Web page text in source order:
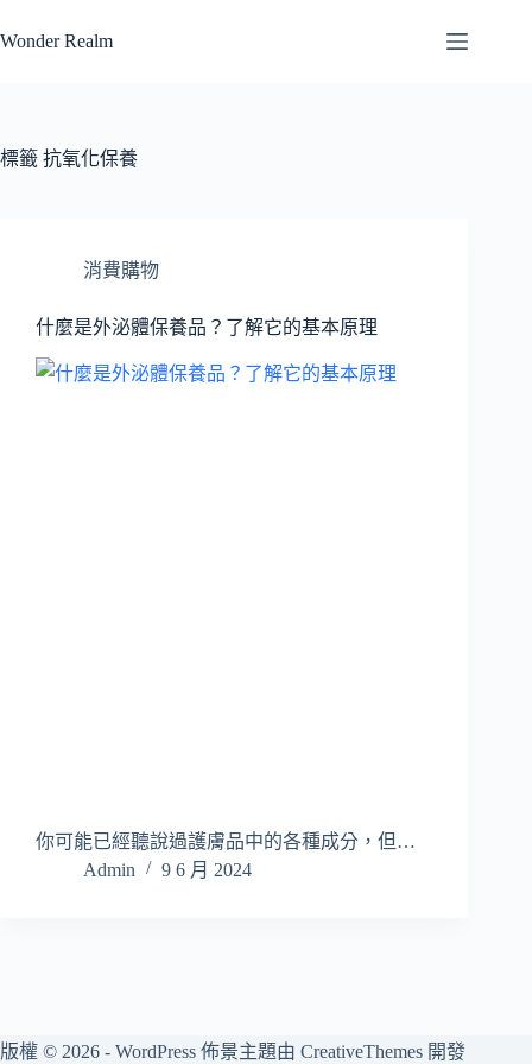
至
容
Wonder Realm
標籤 抗氧化保養
消費購物
什麼是外泌體保養品？了解它的基本原理
你可能已經聽說過護膚品中的各種成分，但…
Admin
9 6 月 2024
版權 © 2026 - WordPress 佈景主題由 CreativeThemes 開發